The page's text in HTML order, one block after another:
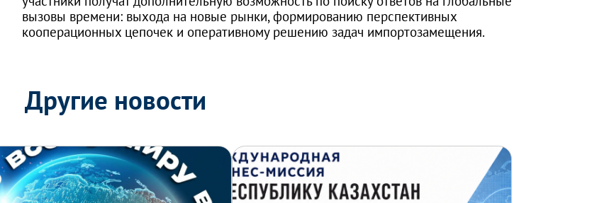
вызовы времени: выхода на новые рынки, формированию перспективных
кооперационных цепочек и оперативному решению задач импортозамещения.
Другие новости